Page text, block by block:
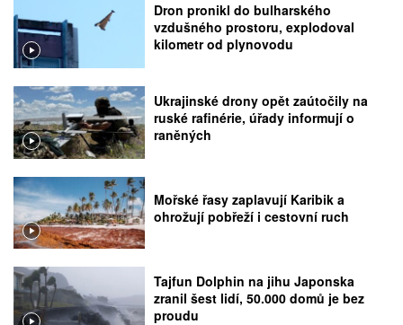
Dron pronikl do bulharského
vzdušného prostoru, explodoval
kilometr od plynovodu
Ukrajinské drony opět zaútočily na
ruské rafinérie, úřady informují o
raněných
Mořské řasy zaplavují Karibik a
ohrožují pobřeží i cestovní ruch
Tajfun Dolphin na jihu Japonska
zranil šest lidí, 50.000 domů je bez
proudu